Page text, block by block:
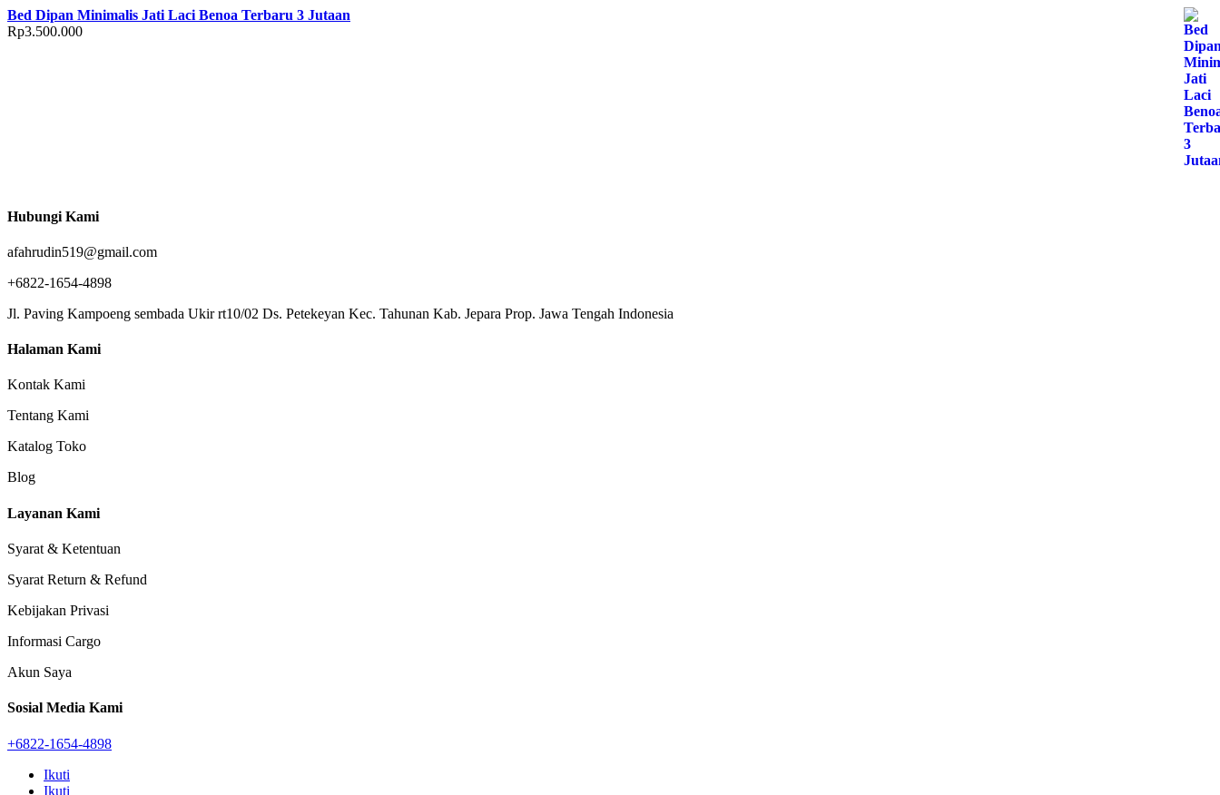
Bed Dipan Minimalis Jati Laci Benoa Terbaru 3 Jutaan
Rp3.500.000
Hubungi Kami
afahrudin519@gmail.com
+6822-1654-4898
Jl. Paving Kampoeng sembada Ukir rt10/02 Ds. Petekeyan Kec. Tahunan Kab. Jepara Prop. Jawa Tengah Indonesia
Halaman Kami
Kontak Kami
Tentang Kami
Katalog Toko
Blog
Layanan Kami
Syarat & Ketentuan
Syarat Return & Refund
Kebijakan Privasi
Informasi Cargo
Akun Saya
Sosial Media Kami
+6822-1654-4898
Ikuti
Ikuti